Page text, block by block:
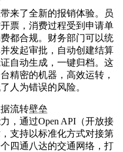
来了全新的报销体验。员
票，消费过程受到申请单
都合规。财务部门可以统
发起审批，自动创建结算
自动生成，一键归档。这
精密的机器，高效运转，
人为错误的风险。
流转壁垒
，通过Open API（开放接
支持以标准化方式对接第
四通八达的交通网络，打